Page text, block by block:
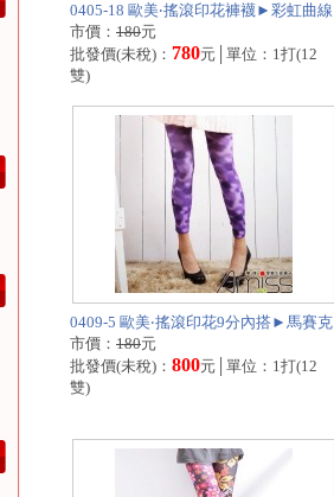
0405-18 歐美‧搖滾印花褲襪►彩虹曲線
市價： 180元
批發價(未稅)： 780元│單位：1打(12
雙)
0409-5 歐美‧搖滾印花9分內搭►馬賽克
市價： 180元
批發價(未稅)： 800元│單位：1打(12
雙)